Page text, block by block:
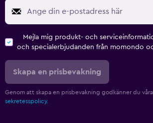
Mejla mig produkt- och
och specialerbjudanden från momondo
Skapa en prisbevakning
Genom att skapa en prisbevakning godkänner du våra
sekretesspolicy.